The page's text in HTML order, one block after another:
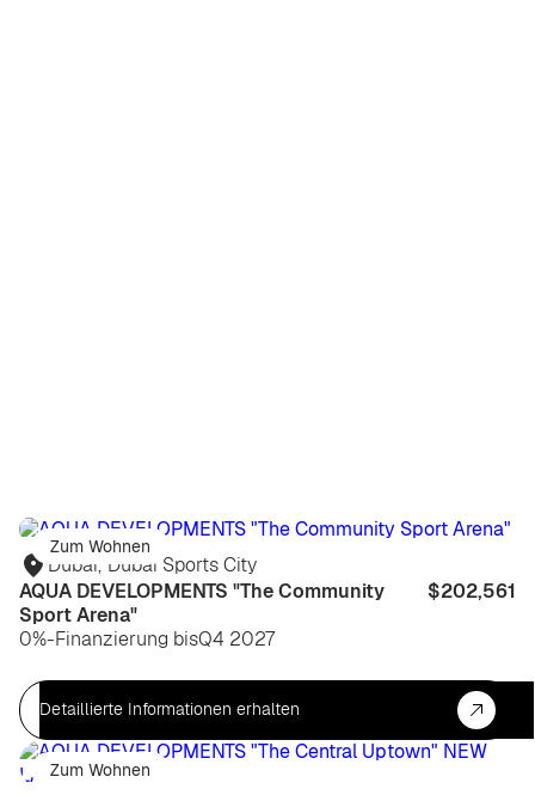
Zum Wohnen
Dubai, Dubai Sports City
AQUA DEVELOPMENTS "The Community
Sport Arena"
$202,561
0%-Finanzierung bisQ4 2027
Detaillierte Informationen erhalten
Zum Wohnen